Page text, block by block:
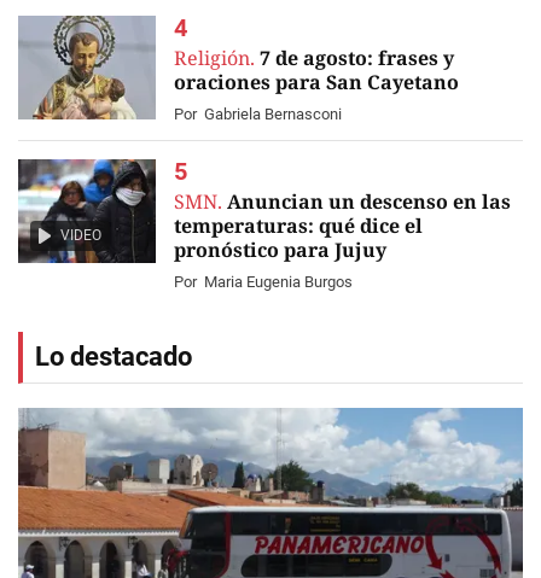
Religión. 7 de agosto: frases y
oraciones para San Cayetano
Por Gabriela Bernasconi
VIDEO
SMN. Anuncian un descenso en las
temperaturas: qué dice el
pronóstico para Jujuy
Por Maria Eugenia Burgos
Lo destacado